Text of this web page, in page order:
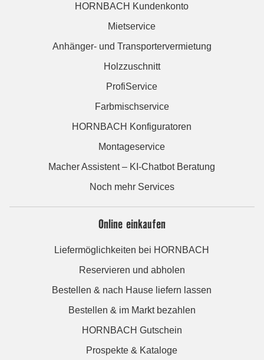
HORNBACH Kundenkonto
Mietservice
Anhänger- und Transportervermietung
Holzzuschnitt
ProfiService
Farbmischservice
HORNBACH Konfiguratoren
Montageservice
Macher Assistent – KI-Chatbot Beratung
Noch mehr Services
Online einkaufen
Liefermöglichkeiten bei HORNBACH
Reservieren und abholen
Bestellen & nach Hause liefern lassen
Bestellen & im Markt bezahlen
HORNBACH Gutschein
Prospekte & Kataloge